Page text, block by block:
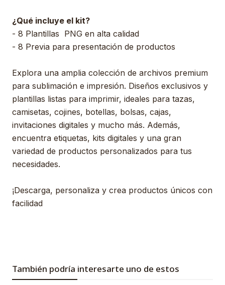
¿Qué incluye el kit?
- 8 Plantillas PNG en alta calidad
- 8 Previa para presentación de productos
Explora una amplia colección de archivos premium
para sublimación e impresión. Diseños exclusivos y
plantillas listas para imprimir, ideales para tazas,
camisetas, cojines, botellas, bolsas, cajas,
invitaciones digitales y mucho más. Además,
encuentra etiquetas, kits digitales y una gran
variedad de productos personalizados para tus
necesidades.
¡Descarga, personaliza y crea productos únicos con
facilidad
También podría interesarte uno de estos